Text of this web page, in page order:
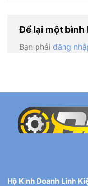
Để lại một bình
Bạn phải đăng
Hộ Kinh Doanh Linh